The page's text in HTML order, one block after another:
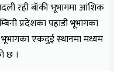
रही बाँकी भूभागमा आंशिक
प्रदेशका पहाडी भूभागका
भूभागका एकदुई स्थानमा मध्यम
छ ।